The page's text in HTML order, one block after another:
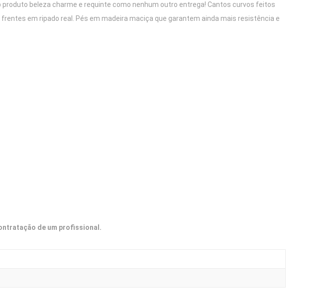
beleza charme e requinte como nenhum outro entrega! Cantos curvos feitos
em ripado real. Pés em madeira maciça que garantem ainda mais resistência e
de um profissional.